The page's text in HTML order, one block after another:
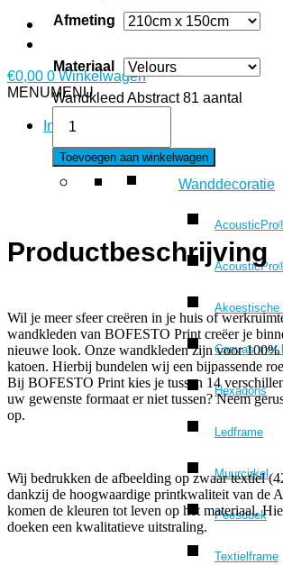
€0,00 0 Winkelwagen
MENUMENU
Interieur
Wanddecoratie
Akoestische
Canvas met
Hexagons
Ledframe
Muurcirkel
Peesdoek
Textielframe
Afmeting
Materiaal
Wandkleed Abstract 81 aantal
Toevoegen aan winkelwagen
Productbeschrijving
Wil je meer sfeer creëren in je huis of
wandkleden van BOFESTO Print creëer je
nieuwe look. Onze wandkleden zijn voor 100%
katoen. Hierbij bundelen wij een bijpassende
Bij BOFESTO Print kies je tussen 14
uw gewenste formaat er niet tussen? Neem
op.
Wij bedrukken de afbeelding op zwaar textiel
dankzij de hoogwaardige printkwaliteit van de
komen de kleuren tot leven op het materiaal.
doeken een kwalitatieve uitstraling.